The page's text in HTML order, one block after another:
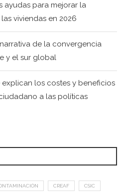
ayudas para mejorar la
viviendas en 2026
de la convergencia
y el sur global
los costes y beneficios
a las políticas
CREAF CSIC